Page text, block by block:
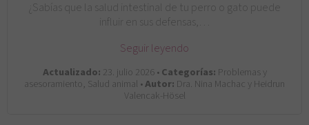
¿Sabías que la salud intestinal de tu perro o gato puede
influir en sus defensas,…
Seguir leyendo
Actualizado: 23. julio 2026 •Categorías: Problemas y
asesoramiento, Salud animal •Autor: Dra. Nina Machac y Heidrun
Valencak-Hösel